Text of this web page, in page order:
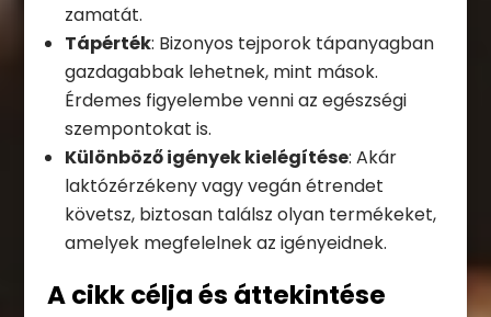
zamatát.
Tápérték: Bizonyos tejporok tápanyagban
gazdagabbak lehetnek, mint mások.
Érdemes figyelembe venni az egészségi
szempontokat is.
Különböző igények kielégítése: Akár
laktózérzékeny vagy vegán étrendet
követsz, biztosan találsz olyan termékeket,
amelyek megfelelnek az igényeidnek.
A cikk célja és áttekintése